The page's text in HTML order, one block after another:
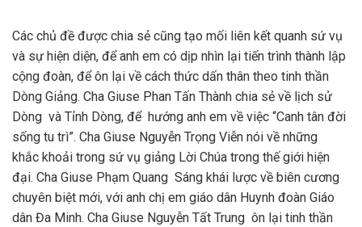
Các chủ đề được chia sẻ cũng tạo mối liên kết quanh sứ vụ
và sự hiện diện, để anh em có dịp nhìn lại tiến trình thành lập
cộng đoàn, để ôn lại về cách thức dấn thân theo tinh thần
Dòng Giảng. Cha Giuse Phan Tấn Thành chia sẻ về lịch sử
Dòng và Tỉnh Dòng, để hướng anh em về việc “Canh tân đời
sống tu trì”. Cha Giuse Nguyễn Trọng Viễn nói về những
khắc khoải trong sứ vụ giảng Lời Chúa trong thế giới hiện
đại. Cha Giuse Phạm Quang Sáng khái lược về biên cương
chuyên biệt mới, với anh chị em giáo dân Huynh đoàn Giáo
dân Đa Minh. Cha Giuse Nguyễn Tất Trung ôn lại tinh thần